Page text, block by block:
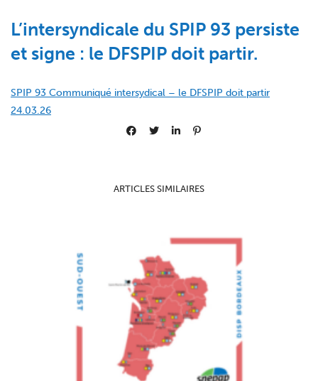
L’intersyndicale du SPIP 93 persiste
et signe : le DFSPIP doit partir.
SPIP 93 Communiqué intersydical – le DFSPIP doit partir
24.03.26
ARTICLES SIMILAIRES